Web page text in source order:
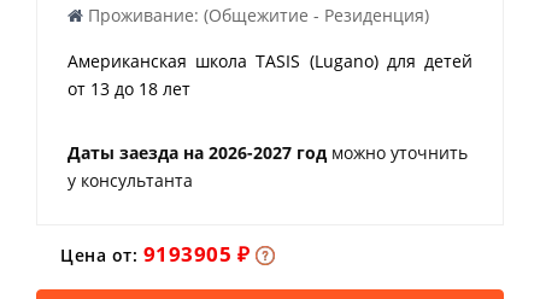
Проживание: (Общежитие - Резиденция)
Американская школа TASIS (Lugano) для детей
от 13 до 18 лет
Даты заезда на 2026-2027 год можно уточнить
у консультанта
Цена от: 9193905 ₽